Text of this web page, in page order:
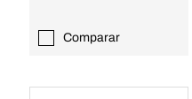
Comparar